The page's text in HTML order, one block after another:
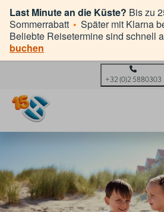
Last Minute an die Küste? Bis zu
Sommerrabatt • Später mit Klarna
Beliebte Reisetermine sind schnell
buchen
+32 (0)2 5880303